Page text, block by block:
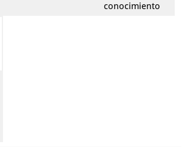
conocimiento